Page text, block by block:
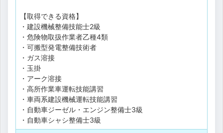
【取得できる資格】
・建設機械整備技能士2級
・危険物取扱作業者乙種4類
・可搬型発電整備技術者
・ガス溶接
・玉掛
・アーク溶接
・高所作業車運転技能講習
・車両系建設機械運転技能講習
・自動車ジーゼル・エンジン整備士3級
・自動車シャシ整備士3級